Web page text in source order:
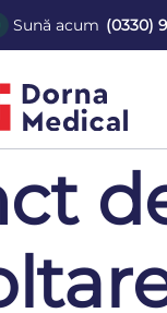
Sună acum (0330)